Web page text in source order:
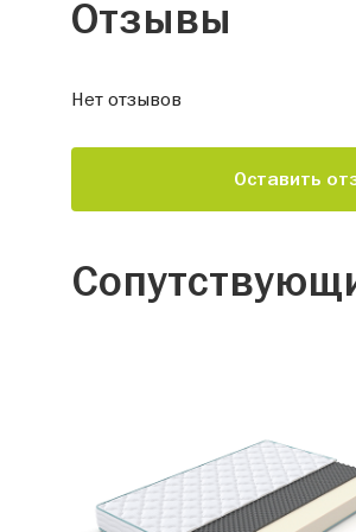
Отзывы
Нет отзывов
Оставить